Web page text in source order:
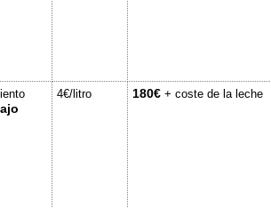
4€/litro 180€ + coste de la leche